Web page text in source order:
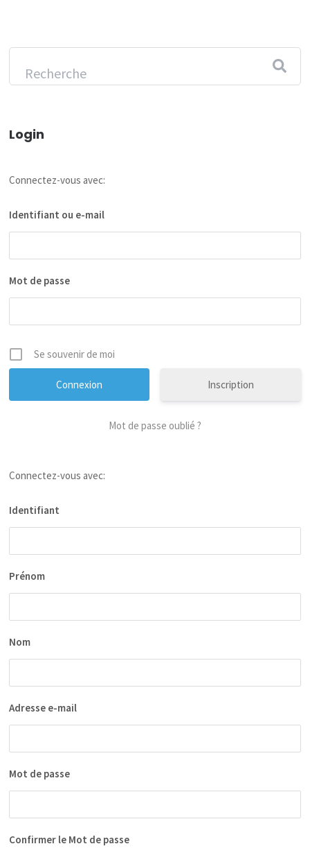
Login
Connectez-vous avec:
Identifiant ou e-mail
Mot de passe
Se souvenir de moi
Inscription
Mot de passe oublié ?
Connectez-vous avec:
Identifiant
Prénom
Nom
Adresse e-mail
Mot de passe
Confirmer le Mot de passe